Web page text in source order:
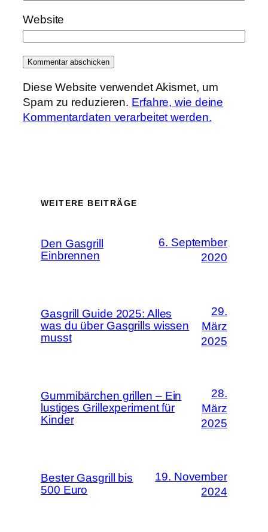
Website
Diese Website verwendet Akismet, um
Spam zu reduzieren. Erfahre, wie deine
Kommentardaten verarbeitet werden.
WEITERE BEITRÄGE
Den Gasgrill
Einbrennen
6. September
2020
Gasgrill Guide 2025: Alles
was du über Gasgrills wissen
musst
29.
März
2025
Gummibärchen grillen – Ein
lustiges Grillexperiment für
Kinder
28.
März
2025
Bester Gasgrill bis
500 Euro
19. November
2024